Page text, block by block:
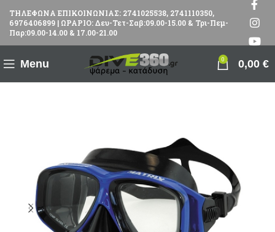
ΤΗΛΕΦΩΝΑ ΕΠΙΚΟΙΝΩΝΙΑΣ: 2741025538, 2741110350,
6976406899 | ΩΡΑΡΙΟ: Δευ-Τετ-Σαβ:09.00-15.00 & Τρι-Πεμ-
Παρ:09.00-14.00 & 17.00-21.00
Menu 0 0,00 €